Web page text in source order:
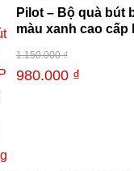
Pilot – Bộ quà bút
màu xanh cao cấp
1.150.000₫
980.000 ₫